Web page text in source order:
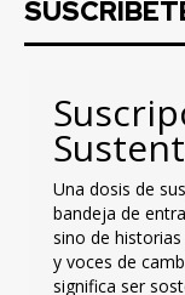
Una dosis de
bandeja de
sino de
y voces de
significa ser